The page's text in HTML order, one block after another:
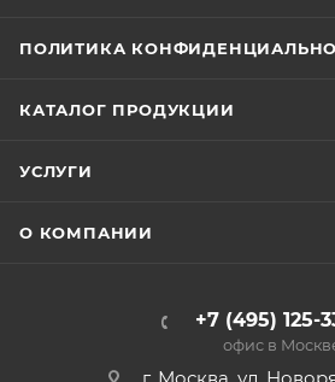
ПОЛИТИКА
КАТАЛОГ ПРОДУКЦИИ
УСЛУГИ
О КОМПАНИИ
+7 (495) 125-
офис в